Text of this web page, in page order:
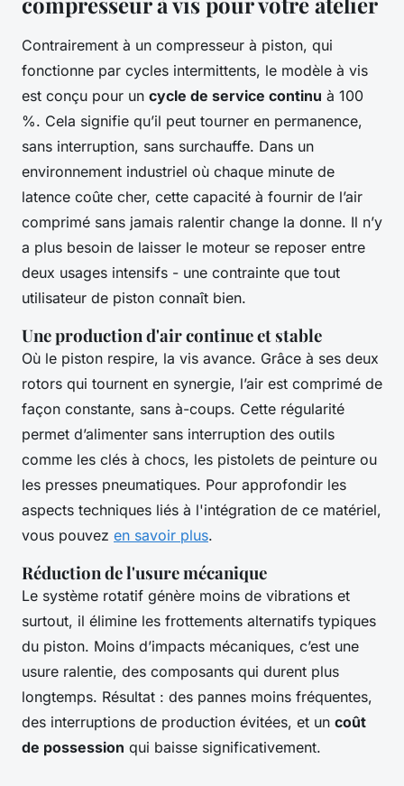
Contrairement à un compresseur à piston, qui
fonctionne par cycles intermittents, le modèle à vis
est conçu pour un cycle de service continu à 100
%. Cela signifie qu’il peut tourner en permanence,
sans interruption, sans surchauffe. Dans un
environnement industriel où chaque minute de
latence coûte cher, cette capacité à fournir de l’air
comprimé sans jamais ralentir change la donne. Il n’y
a plus besoin de laisser le moteur se reposer entre
deux usages intensifs - une contrainte que tout
utilisateur de piston connaît bien.
Une production d'air continue et stable
Où le piston respire, la vis avance. Grâce à ses deux
rotors qui tournent en synergie, l’air est comprimé de
façon constante, sans à-coups. Cette régularité
permet d’alimenter sans interruption des outils
comme les clés à chocs, les pistolets de peinture ou
les presses pneumatiques. Pour approfondir les
aspects techniques liés à l'intégration de ce matériel,
vous pouvez en savoir plus.
Réduction de l'usure mécanique
Le système rotatif génère moins de vibrations et
surtout, il élimine les frottements alternatifs typiques
du piston. Moins d’impacts mécaniques, c’est une
usure ralentie, des composants qui durent plus
longtemps. Résultat : des pannes moins fréquentes,
des interruptions de production évitées, et un coût
de possession qui baisse significativement.